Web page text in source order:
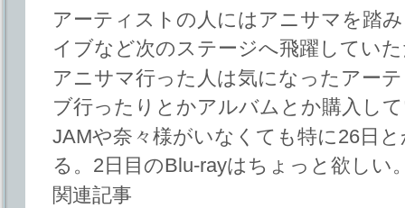
アーティストの人にはアニサマを踏
イブなど次のステージへ飛躍してい
アニサマ行った人は気になったアー
ブ行ったりとかアルバムとか購入し
JAMや奈々様がいなくても特に26日
る。2日目のBlu-rayはちょっと欲しい
関連記事